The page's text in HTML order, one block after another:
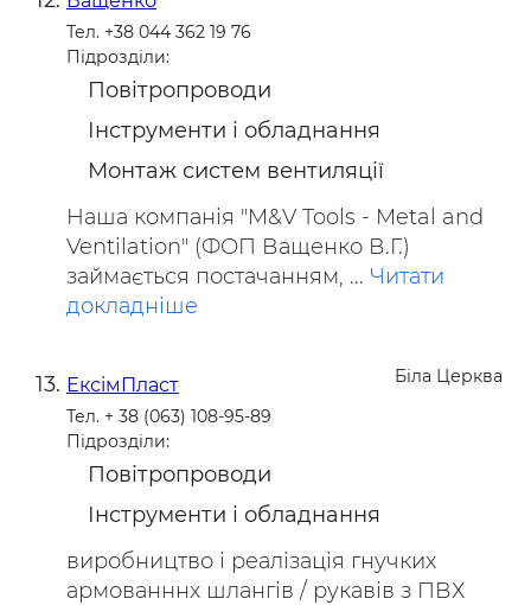
Тел. +38 044 362 19 76
Підрозділи:
Повітропроводи
Інструменти і обладнання
Монтаж систем вентиляції
Наша компанія "M&V Tools - Metal and
Ventilation" (ФОП Ващенко В.Г.)
займається постачанням, ... Читати
докладніше
Біла Церква
ЕксімПласт
Тел. + 38 (063) 108-95-89
Підрозділи:
Повітропроводи
Інструменти і обладнання
виробництво і реалізація гнучких
армованннх шлангів / рукавів з ПВХ